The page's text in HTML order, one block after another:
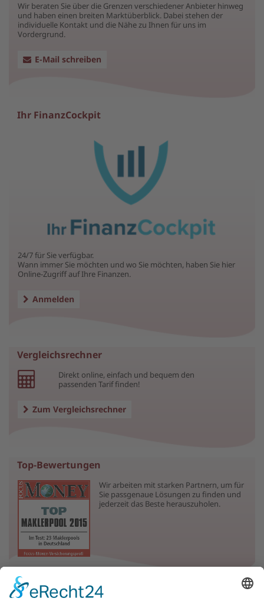
Wir beraten Sie über die Grenzen verschiedener Anbieter hinweg
und haben einen breiten Marktüberblick. Dabei stehen der
individuelle Kontakt und die Nähe zu Ihnen für uns im
Vordergrund.
E-Mail schreiben
Ihr FinanzCockpit
24/7 für Sie verfügbar.
Wann immer Sie möchten und wo Sie möchten, haben Sie hier
Online-Zugriff auf Ihre Finanzen.
Anmelden
Vergleichsrechner
Direkt online, einfach und bequem den
passenden Tarif finden!
Zum Vergleichsrechner
Top-Bewertungen
Wir arbeiten mit starken Partnern, um für
Sie passgenaue Lösungen zu finden und
jederzeit das Beste herauszuholen.